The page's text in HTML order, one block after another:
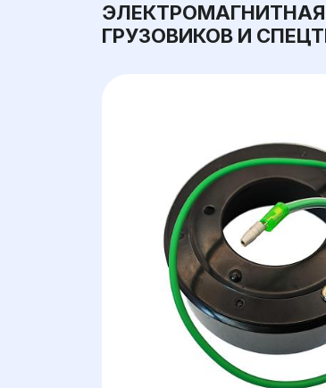
ЭЛЕКТРОМАГНИТНАЯ
ГРУЗОВИКОВ И